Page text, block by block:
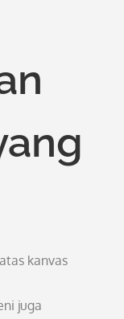
kanvas
juga